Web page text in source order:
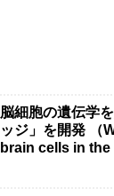
脳細胞の遺伝学
ッジ」を開発 （
brain cells in the